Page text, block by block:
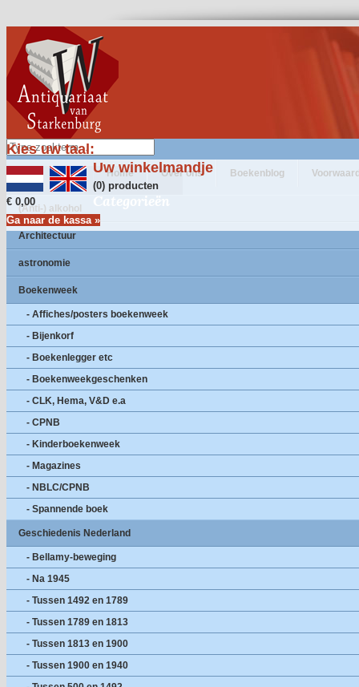
Kies uw taal:
Uw winkelmandje
(0) producten
€ 0,00
Ga naar de kassa »
Home Over ons Boekenblog
Categorieën
(Anti-) alkohol
Architectuur
astronomie
Boekenweek
- Affiches/posters boekenweek
- Bijenkorf
- Boekenlegger etc
- Boekenweekgeschenken
- CLK, Hema, V&D e.a
- CPNB
- Kinderboekenweek
- Magazines
- NBLC/CPNB
- Spannende boek
Geschiedenis Nederland
- Bellamy-beweging
- Na 1945
- Tussen 1492 en 1789
- Tussen 1789 en 1813
- Tussen 1813 en 1900
- Tussen 1900 en 1940